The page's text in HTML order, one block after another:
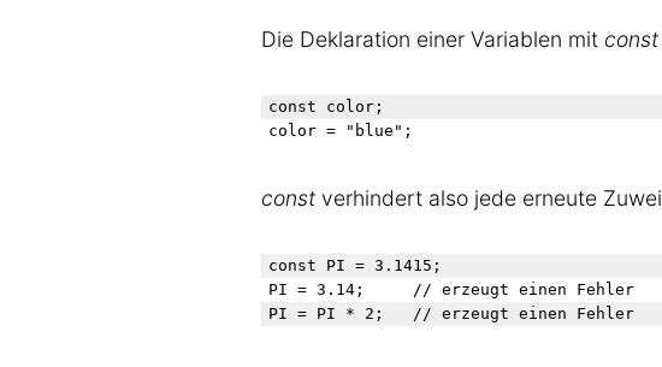
Die Deklaration einer Variablen mit const
const color;
const verhindert also jede erneute
const PI = 3.1415;
PI = 3.14;     // erzeugt einen Fehler